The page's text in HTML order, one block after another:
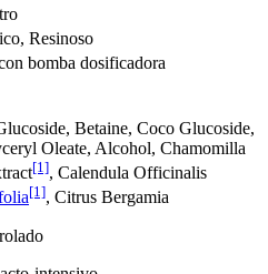
Resinoso
bomba dosificadora
Betaine, Coco Glucoside,
Oleate, Alcohol, Chamomilla
[1], Calendula Officinalis
[1], Citrus Bergamia